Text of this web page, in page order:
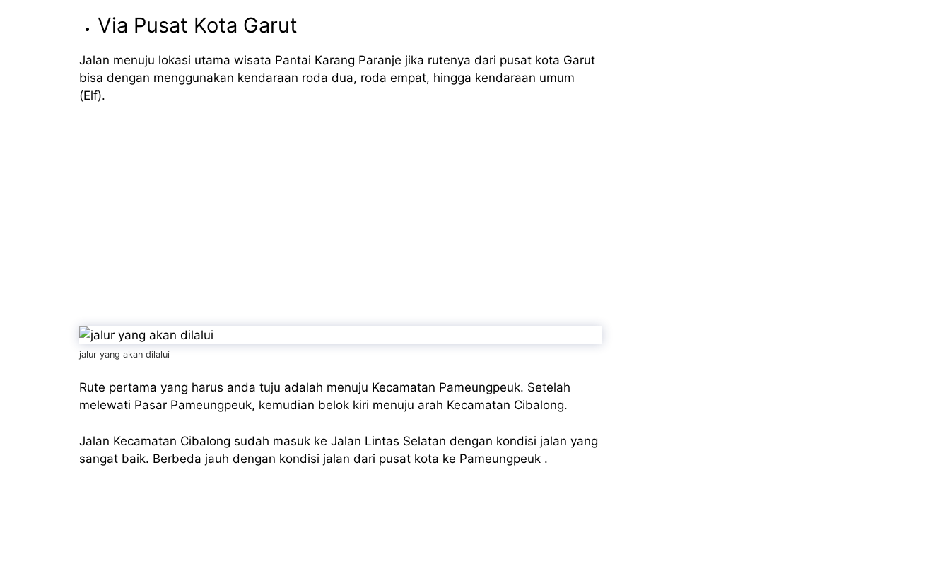
Via Pusat Kota Garut
Jalan menuju lokasi utama wisata Pantai Karang Paranje jika rutenya dari pusat kota Garut
bisa dengan menggunakan kendaraan roda dua, roda empat, hingga kendaraan umum
(Elf).
jalur yang akan dilalui
Rute pertama yang harus anda tuju adalah menuju Kecamatan Pameungpeuk. Setelah
melewati Pasar Pameungpeuk, kemudian belok kiri menuju arah Kecamatan Cibalong.
Jalan Kecamatan Cibalong sudah masuk ke Jalan Lintas Selatan dengan kondisi jalan yang
sangat baik. Berbeda jauh dengan kondisi jalan dari pusat kota ke Pameungpeuk .